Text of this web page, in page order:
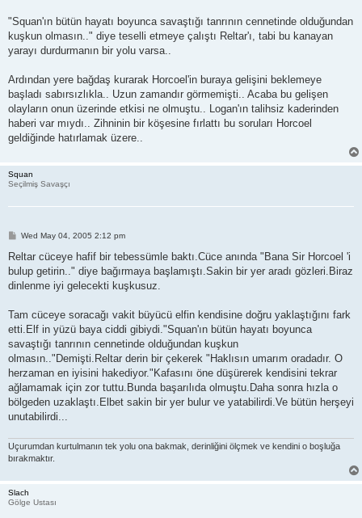
"Squan'ın bütün hayatı boyunca savaştığı tanrının cennetinde olduğundan
kuşkun olmasın.." diye teselli etmeye çalıştı Reltar'ı, tabi bu kanayan
yarayı durdurmanın bir yolu varsa..
Ardından yere bağdaş kurarak Horcoel'in buraya gelişini beklemeye
başladı sabırsızlıkla.. Uzun zamandır görmemişti.. Acaba bu gelişen
olayların onun üzerinde etkisi ne olmuştu.. Logan'ın talihsiz kaderinden
haberi var mıydı.. Zihninin bir köşesine fırlattı bu soruları Horcoel
geldiğinde hatırlamak üzere..
Squan
Seçilmiş Savaşçı
P
s
Wed May 04, 2005 2:12 pm
Reltar cüceye hafif bir tebessümle baktı.Cüce anında "Bana Sir Horcoel 'i
bulup getirin.." diye bağırmaya başlamıştı.Sakin bir yer aradı gözleri.Biraz
dinlenme iyi gelecekti kuşkusuz.
Tam cüceye soracağı vakit büyücü elfin kendisine doğru yaklaştığını fark
etti.Elf in yüzü baya ciddi gibiydi."Squan'ın bütün hayatı boyunca
savaştığı tanrının cennetinde olduğundan kuşkun
olmasın.."Demişti.Reltar derin bir çekerek "Haklısın umarım oradadır. O
herzaman en iyisini hakediyor."Kafasını öne düşürerek kendisini tekrar
ağlamamak için zor tuttu.Bunda başarılıda olmuştu.Daha sonra hızla o
bölgeden uzaklaştı.Elbet sakin bir yer bulur ve yatabilirdi.Ve bütün herşeyi
unutabilirdi...
Uçurumdan kurtulmanın tek yolu ona bakmak, derinliğini ölçmek ve kendini o boşluğa
bırakmaktır.
Slach
Gölge Ustası